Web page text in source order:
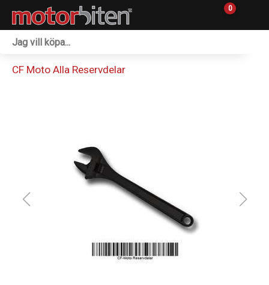
0
Reservdelar
Sprängskisser
CF Moto Alla Reservdelar